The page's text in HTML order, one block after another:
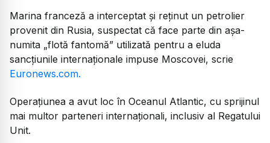
Marina franceză a interceptat și reținut un petrolier
provenit din Rusia, suspectat că face parte din așa-
numita „flotă fantomă” utilizată pentru a eluda
sancțiunile internaționale impuse Moscovei, scrie
Euronews.com.
Operațiunea a avut loc în Oceanul Atlantic, cu sprijinul
mai multor parteneri internaționali, inclusiv al Regatului
Unit.